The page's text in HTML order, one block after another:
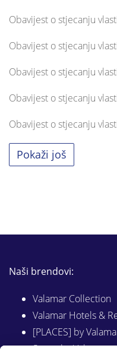
Obavijest o stjecanju
Obavijest o stjecanju
Obavijest o stjecanju
Obavijest o stjecanju
Obavijest o stjecanju
Pokaži još
Naši brendovi:
Valamar Collection
Valamar Hotels &
[PLACES] by
Sunny by Valamar